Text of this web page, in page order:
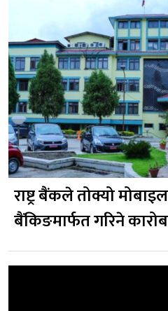
राष्ट्र बैंकले तोक्यो
बैंकिङमार्फत गरिने